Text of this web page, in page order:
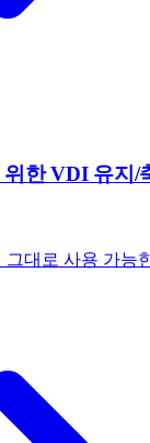
한 VDI 유지/
그대로 사용 가능